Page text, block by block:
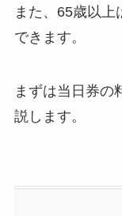
また、65歳以
できます。
まずは当日券の
説します。